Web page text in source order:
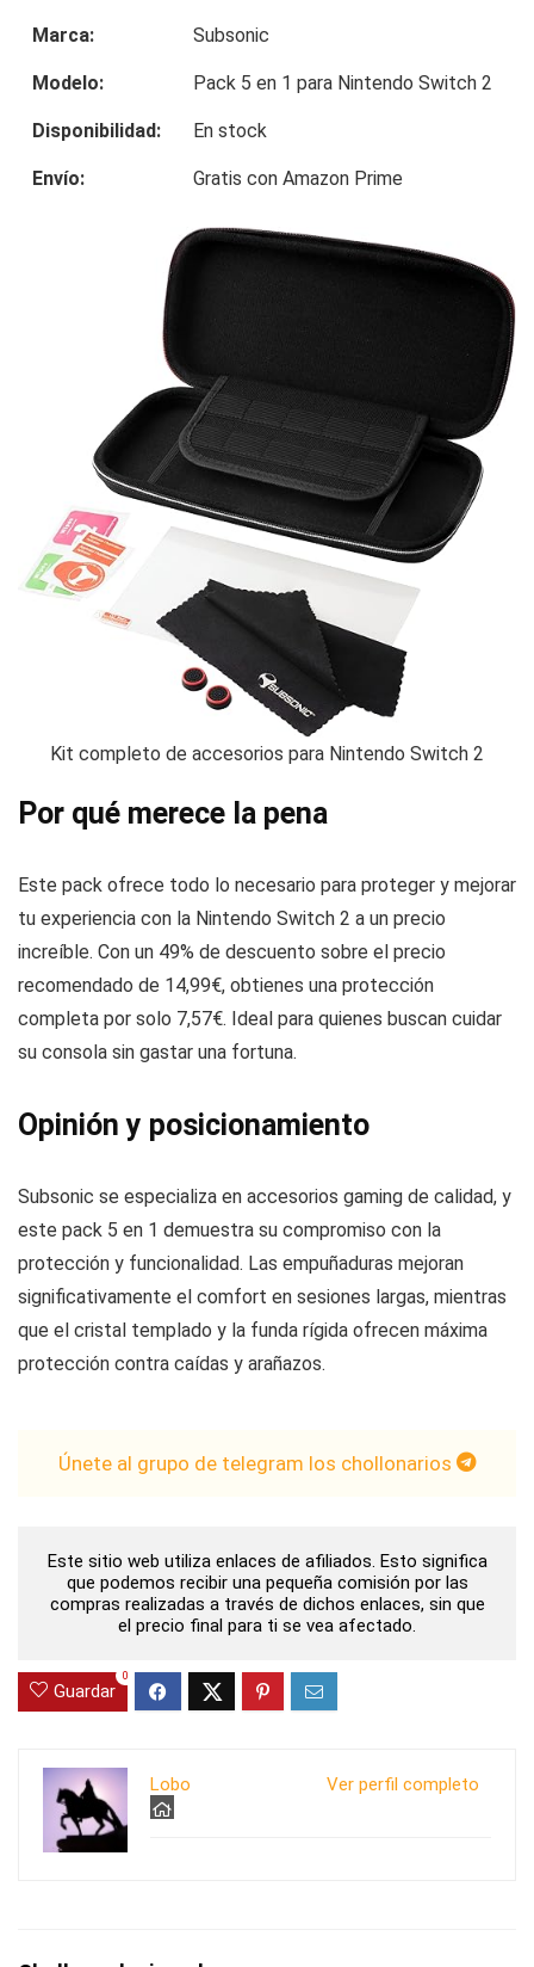
Marca: Subsonic
Modelo: Pack 5 en 1 para Nintendo Switch 2
Disponibilidad: En stock
Envío: Gratis con Amazon Prime
Kit completo de accesorios para Nintendo Switch 2
Por qué merece la pena
Este pack ofrece todo lo necesario para proteger y mejorar
tu experiencia con la Nintendo Switch 2 a un precio
increíble. Con un 49% de descuento sobre el precio
recomendado de 14,99€, obtienes una protección
completa por solo 7,57€. Ideal para quienes buscan cuidar
su consola sin gastar una fortuna.
Opinión y posicionamiento
Subsonic se especializa en accesorios gaming de calidad, y
este pack 5 en 1 demuestra su compromiso con la
protección y funcionalidad. Las empuñaduras mejoran
significativamente el comfort en sesiones largas, mientras
que el cristal templado y la funda rígida ofrecen máxima
protección contra caídas y arañazos.
Únete al grupo de telegram los chollonarios
Este sitio web utiliza enlaces de afiliados. Esto significa
que podemos recibir una pequeña comisión por las
compras realizadas a través de dichos enlaces, sin que
el precio final para ti se vea afectado.
Guardar
0
Ver perfil completo
Lobo